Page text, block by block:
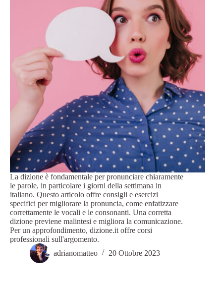
La dizione è fondamentale per pronunciare chiaramente
le parole, in particolare i giorni della settimana in
italiano. Questo articolo offre consigli e esercizi
specifici per migliorare la pronuncia, come enfatizzare
correttamente le vocali e le consonanti. Una corretta
dizione previene malintesi e migliora la comunicazione.
Per un approfondimento, dizione.it offre corsi
professionali sull'argomento.
adrianomatteo
20 Ottobre 2023